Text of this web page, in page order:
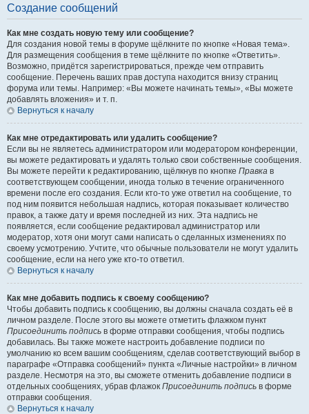
Создание сообщений
Как мне создать новую тему или сообщение?
Для создания новой темы в форуме щёлкните по кнопке «Новая тема».
Для размещения сообщения в теме щёлкните по кнопке «Ответить».
Возможно, придётся зарегистрироваться, прежде чем отправить
сообщение. Перечень ваших прав доступа находится внизу страниц
форума или темы. Например: «Вы можете начинать темы», «Вы можете
добавлять вложения» и т. п.
Вернуться к началу
Как мне отредактировать или удалить сообщение?
Если вы не являетесь администратором или модератором конференции,
вы можете редактировать и удалять только свои собственные сообщения.
Вы можете перейти к редактированию, щёлкнув по кнопке Правка в
соответствующем сообщении, иногда только в течение ограниченного
времени после его создания. Если кто-то уже ответил на сообщение, то
под ним появится небольшая надпись, которая показывает количество
правок, а также дату и время последней из них. Эта надпись не
появляется, если сообщение редактировал администратор или
модератор, хотя они могут сами написать о сделанных изменениях по
своему усмотрению. Учтите, что обычные пользователи не могут удалить
сообщение, если на него уже кто-то ответил.
Вернуться к началу
Как мне добавить подпись к своему сообщению?
Чтобы добавить подпись к сообщению, вы должны сначала создать её в
личном разделе. После этого вы можете отметить флажком пункт
Присоединить подпись в форме отправки сообщения, чтобы подпись
добавилась. Вы также можете настроить добавление подписи по
умолчанию ко всем вашим сообщениям, сделав соответствующий выбор в
параграфе «Отправка сообщений» пункта «Личные настройки» в личном
разделе. Несмотря на это, вы сможете отменить добавление подписи в
отдельных сообщениях, убрав флажок Присоединить подпись в форме
отправки сообщения.
Вернуться к началу